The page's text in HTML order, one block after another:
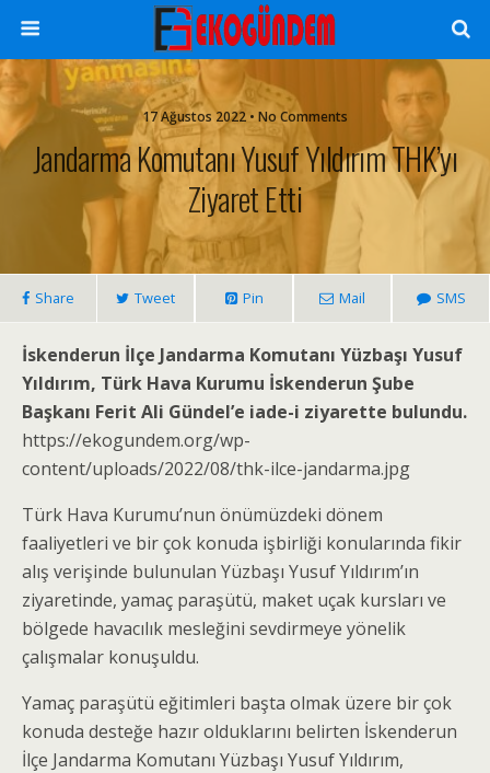
17 Ağustos 2022 • No Comments
Jandarma Komutanı Yusuf Yıldırım THK’yı
Ziyaret Etti
Share Tweet Pin Mail SMS
İskenderun İlçe Jandarma Komutanı Yüzbaşı Yusuf
Yıldırım, Türk Hava Kurumu İskenderun Şube
Başkanı Ferit Ali Gündel’e iade-i ziyarette bulundu.
https://ekogundem.org/wp-
content/uploads/2022/08/thk-ilce-jandarma.jpg
Türk Hava Kurumu’nun önümüzdeki dönem
faaliyetleri ve bir çok konuda işbirliği konularında fikir
alış verişinde bulunulan Yüzbaşı Yusuf Yıldırım’ın
ziyaretinde, yamaç paraşütü, maket uçak kursları ve
bölgede havacılık mesleğini sevdirmeye yönelik
çalışmalar konuşuldu.
Yamaç paraşütü eğitimleri başta olmak üzere bir çok
konuda desteğe hazır olduklarını belirten İskenderun
İlçe Jandarma Komutanı Yüzbaşı Yusuf Yıldırım,